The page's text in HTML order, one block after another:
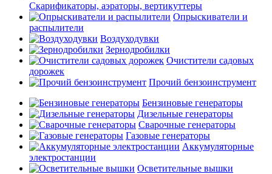
Скарификаторы, аэраторы, вертикуттеры
Опрыскиватели и
распылители
Воздуходувки
Зернодробилки
Очистители садовых
дорожек
Прочий бензоинструмент
Бензиновые генераторы
Дизельные генераторы
Сварочные генераторы
Газовые генераторы
Аккумуляторные
электростанции
Осветительные вышки